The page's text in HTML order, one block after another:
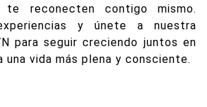
te reconecten contigo mismo.
y únete a nuestra
para seguir creciendo juntos en
una vida más plena y consciente.